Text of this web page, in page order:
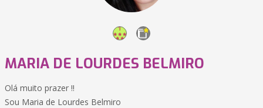
MARIA DE LOURDES BELMIRO
Olá muito prazer !!
Sou Maria de Lourdes Belmiro